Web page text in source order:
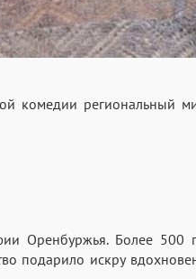
комедии региональный
Оренбуржья. Более 500
подарило искру